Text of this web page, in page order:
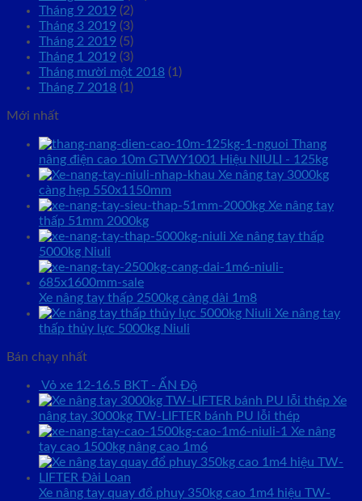
Tháng 9 2019 (2)
Tháng 3 2019 (3)
Tháng 2 2019 (5)
Tháng 1 2019 (3)
Tháng mười một 2018 (1)
Tháng 7 2018 (1)
Mới nhất
Thang
nâng điện cao 10m GTWY1001 Hiệu NIULI - 125kg
Xe nâng tay 3000kg
càng hẹp 550x1150mm
Xe nâng tay
thấp 51mm 2000kg
Xe nâng tay thấp
5000kg Niuli
Xe nâng tay thấp 2500kg càng dài 1m8
Xe nâng tay
thấp thủy lực 5000kg Niuli
Bán chạy nhất
Vỏ xe 12-16.5 BKT - ẤN Độ
Xe
nâng tay 3000kg TW-LIFTER bánh PU lỗi thép
Xe nâng
tay cao 1500kg nâng cao 1m6
Xe nâng tay quay đổ phuy 350kg cao 1m4 hiệu TW-